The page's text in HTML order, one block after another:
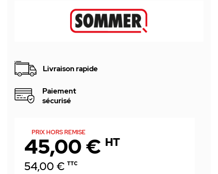
Livraison rapide
Paiement
sécurisé
PRIX HORS REMISE
45,00 € HT
54,00 € TTC